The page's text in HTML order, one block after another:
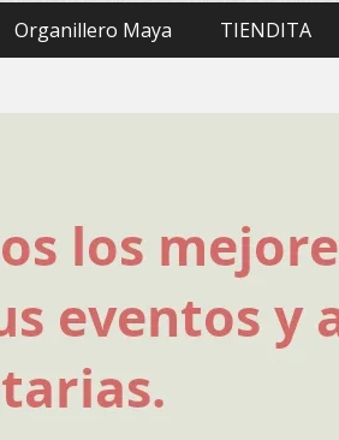
Organillero Maya TIENDITA